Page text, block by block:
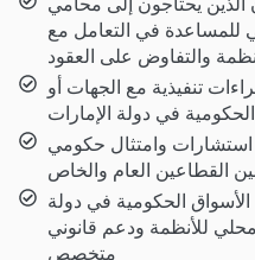
في التعامل مع
والتفاوض على العقود
تنفيذية مع الجهات أو
الحكومية في دولة الإمارات
استشارات وامتثال حكومي
القطاعين العام والخاص
الحكومية في دولة
للأنظمة ودعم قانوني
متخصص